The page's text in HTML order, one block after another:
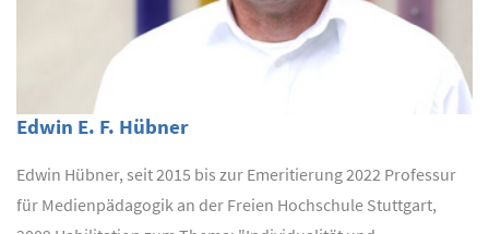
Edwin E. F. Hübner
Edwin Hübner, seit 2015 bis zur Emeritierung 2022 Professur
für Medienpädagogik an der Freien Hochschule Stuttgart,